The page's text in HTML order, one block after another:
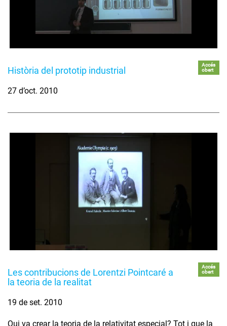
Història del prototip industrial
Accés
obert
27 d’oct. 2010
Les contribucions de Lorentzi Pointcaré a
la teoria de la realitat
Accés
obert
19 de set. 2010
Qui va crear la teoria de la relativitat especial? Tot i que la